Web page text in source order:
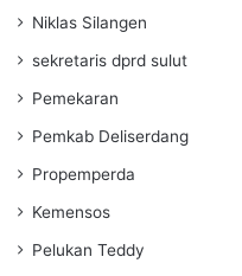
Niklas Silangen
sekretaris dprd sulut
Pemekaran
Pemkab Deliserdang
Propemperda
Kemensos
Pelukan Teddy